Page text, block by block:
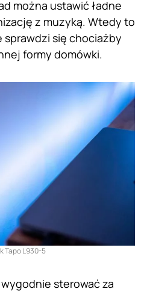
można ustawić ładne
z muzyką. Wtedy to
sprawdzi się chociażby
formy domówki.
Tapo L930-5
sterować za